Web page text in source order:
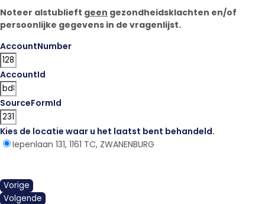
Noteer alstublieft geen gezondheidsklachten en/of
persoonlijke gegevens in de vragenlijst.
AccountNumber
AccountId
SourceFormId
Kies de locatie waar u het laatst bent behandeld.
Iepenlaan 131, 1161 TC, ZWANENBURG
Vorige
Volgende